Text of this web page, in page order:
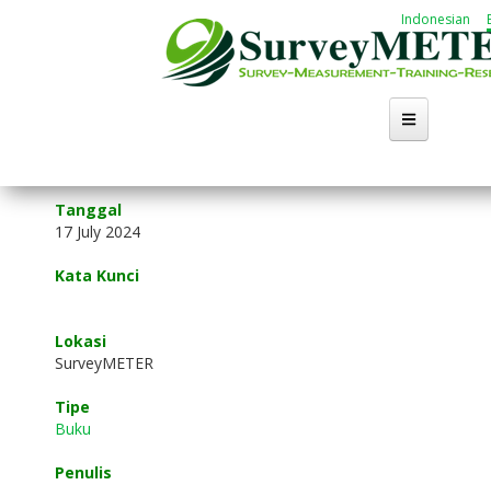
Indonesian
Tanggal
17 July 2024
Kata Kunci
Lokasi
SurveyMETER
Tipe
Buku
Penulis